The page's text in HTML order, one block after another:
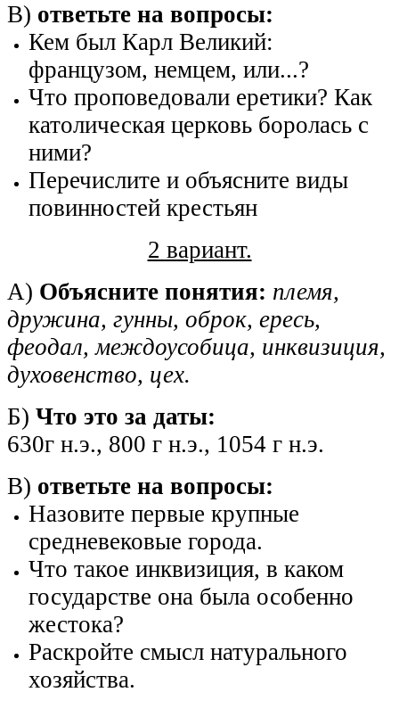
В) ответьте на вопросы:
Кем был Карл Великий:
французом, немцем, или...?
Что проповедовали еретики? Как
католическая церковь боролась с
ними?
Перечислите и объясните виды
повинностей крестьян
2 вариант.
А) Объясните понятия: племя,
дружина, гунны, оброк, ересь,
феодал, междоусобица, инквизиция,
духовенство, цех.
Б) Что это за даты:
630г н.э., 800 г н.э., 1054 г н.э.
В) ответьте на вопросы:
Назовите первые крупные
средневековые города.
Что такое инквизиция, в каком
государстве она была особенно
жестока?
Раскройте смысл натурального
хозяйства.